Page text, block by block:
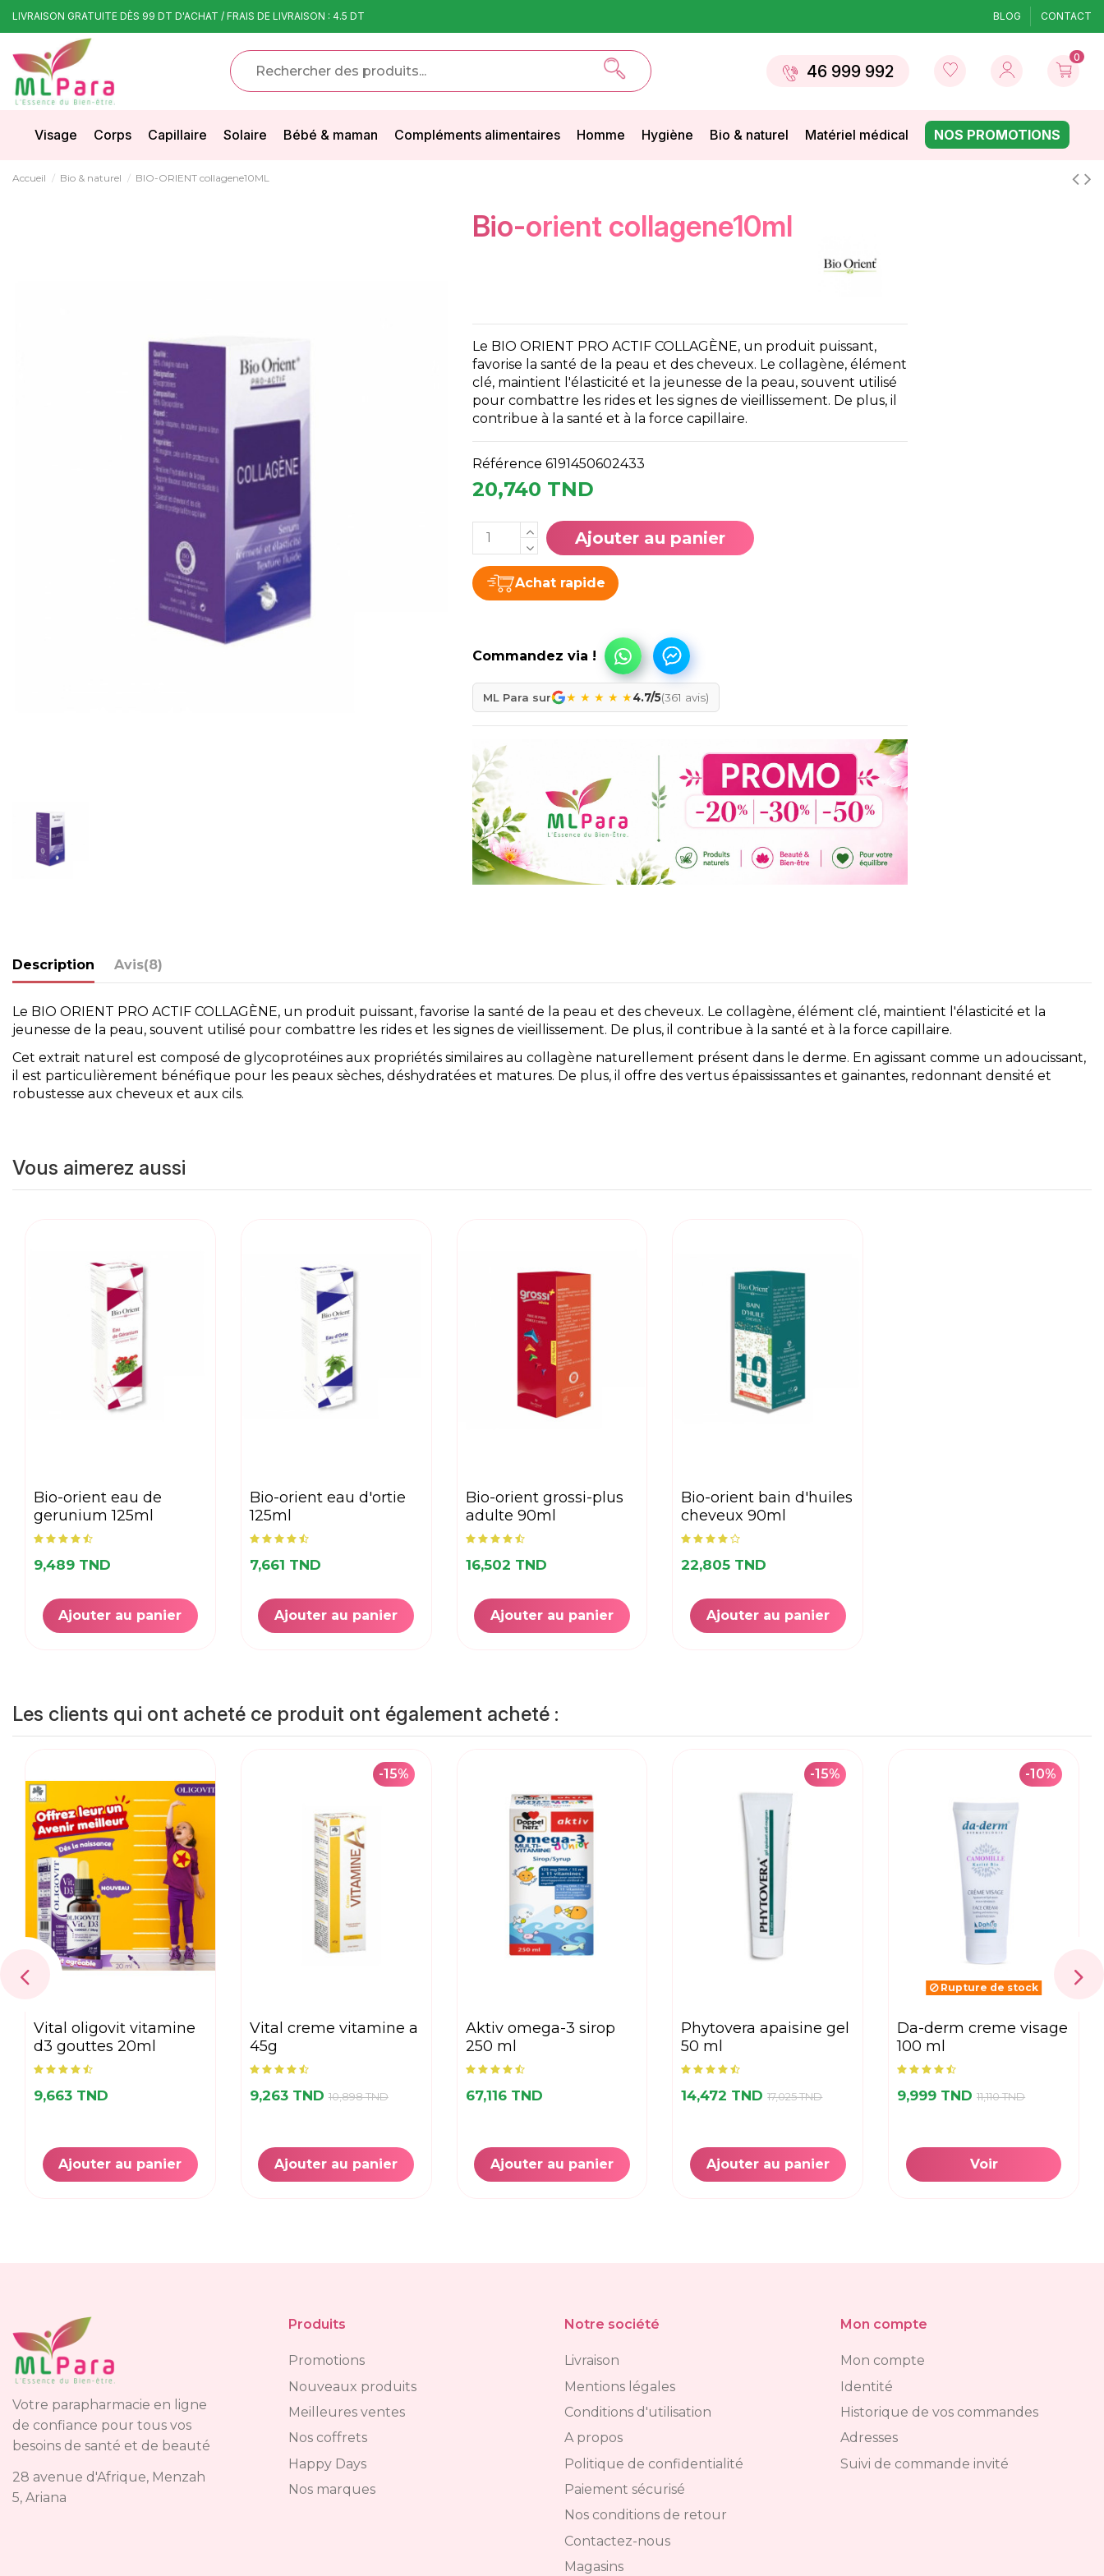
LIVRAISON GRATUITE DÈS 99 DT D'ACHAT / FRAIS DE LIVRAISON : 4.5 DT BLOG CONTACT
46 999 992
0
Visage Corps Capillaire Solaire Bébé & maman Compléments alimentaires Homme Hygiène Bio & naturel Matériel médical NOS PROMOTIONS
Accueil Bio & naturel BIO-ORIENT collagene10ML
bio-orient collagene10ml
Le BIO ORIENT PRO ACTIF COLLAGÈNE, un produit puissant,
favorise la santé de la peau et des cheveux. Le collagène, élément
clé, maintient l'élasticité et la jeunesse de la peau, souvent utilisé
pour combattre les rides et les signes de vieillissement. De plus, il
contribue à la santé et à la force capillaire.
Référence 6191450602433
20,740 TND
Ajouter au panier
Achat rapide
ML Para sur ★ ★ ★ ★ ★4.7/5(361 avis)
Description Avis(8)
Le BIO ORIENT PRO ACTIF COLLAGÈNE, un produit puissant, favorise la santé de la peau et des cheveux. Le collagène, élément clé, maintient l'élasticité et la
jeunesse de la peau, souvent utilisé pour combattre les rides et les signes de vieillissement. De plus, il contribue à la santé et à la force capillaire.
Cet extrait naturel est composé de glycoprotéines aux propriétés similaires au collagène naturellement présent dans le derme. En agissant comme un adoucissant,
il est particulièrement bénéfique pour les peaux sèches, déshydratées et matures. De plus, il offre des vertus épaississantes et gainantes, redonnant densité et
robustesse aux cheveux et aux cils.
Vous aimerez aussi
bio-orient eau de
gerunium 125ml
9,489 TND
Ajouter au panier
bio-orient eau d'ortie
125ml
7,661 TND
Ajouter au panier
bio-orient grossi-plus
adulte 90ml
16,502 TND
Ajouter au panier
bio-orient bain d'huiles
cheveux 90ml
22,805 TND
Ajouter au panier
Les clients qui ont acheté ce produit ont également acheté :
vital oligovit vitamine
d3 gouttes 20ml
9,663 TND
Ajouter au panier
-15%
vital creme vitamine a
45g
9,263 TND 10,898 TND
Ajouter au panier
aktiv omega-3 sirop
250 ml
67,116 TND
Ajouter au panier
-15%
phytovera apaisine gel
50 ml
14,472 TND17,025 TND
Ajouter au panier
-10%
Rupture de stock
da-derm creme visage
100 ml
9,999 TND11,110 TND
Voir
Votre parapharmacie en ligne
de confiance pour tous vos
besoins de santé et de beauté
28 avenue d'Afrique, Menzah
5, Ariana
Produits
Promotions
Nouveaux produits
Meilleures ventes
Nos coffrets
Happy Days
Nos marques
Notre société
Livraison
Mentions légales
Conditions d'utilisation
A propos
Politique de confidentialité
Paiement sécurisé
Nos conditions de retour
Contactez-nous
Magasins
Mon compte
Mon compte
Identité
Historique de vos commandes
Adresses
Suivi de commande invité